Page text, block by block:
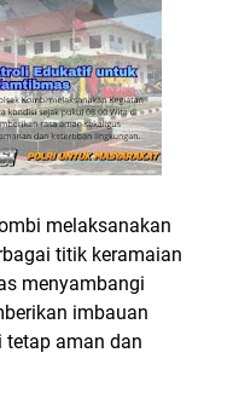
melaksanakan
titik keramaian
menyambangi
imbauan
aman dan